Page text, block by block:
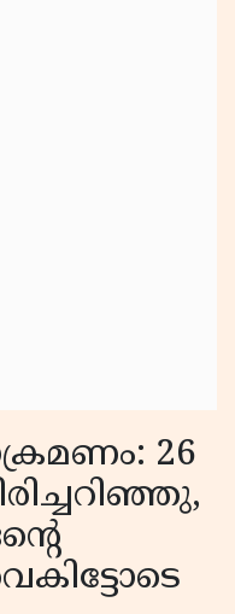
26